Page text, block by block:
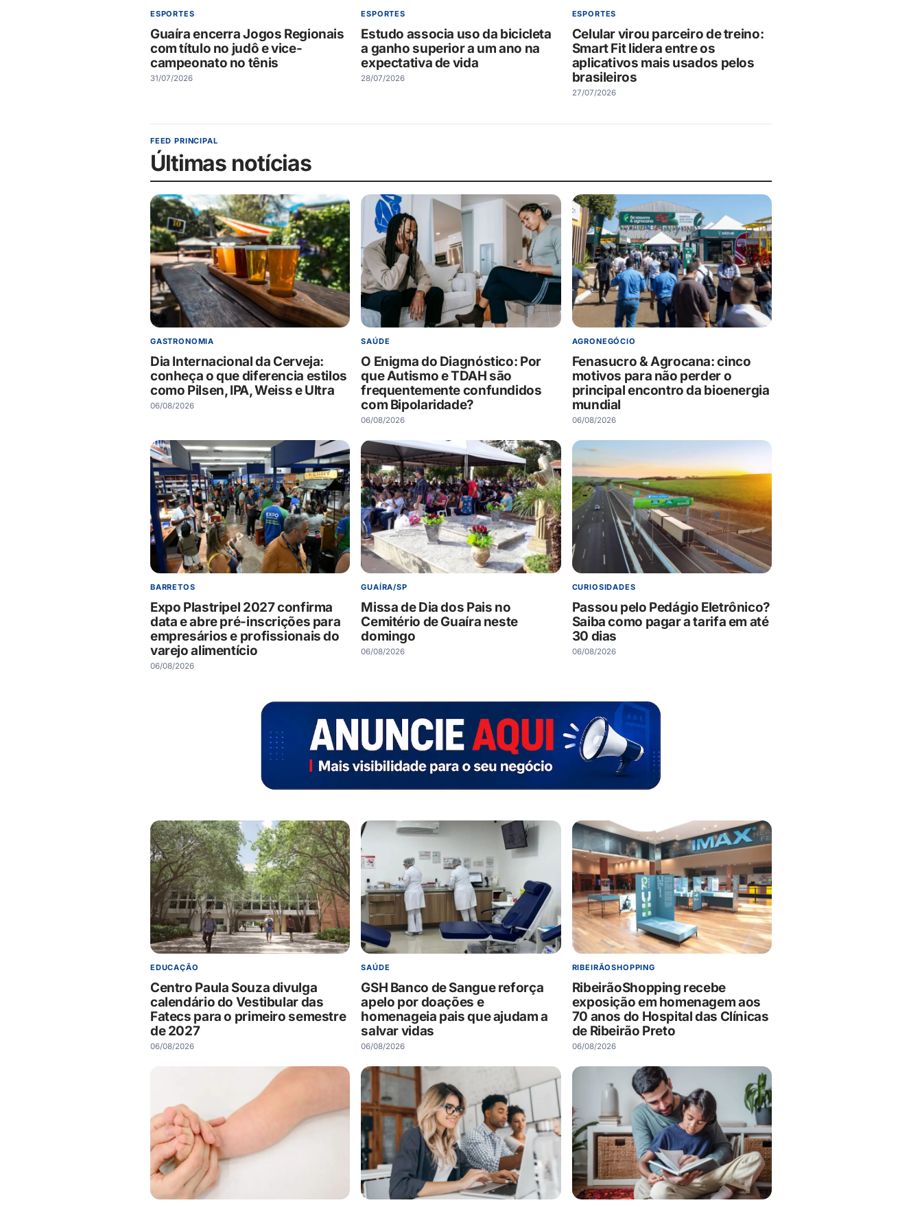
ESPORTES
Guaíra encerra Jogos Regionais
com título no judô e vice-
campeonato no tênis
31/07/2026
ESPORTES
Estudo associa uso da bicicleta
a ganho superior a um ano na
expectativa de vida
28/07/2026
ESPORTES
Celular virou parceiro de treino:
Smart Fit lidera entre os
aplicativos mais usados pelos
brasileiros
27/07/2026
FEED PRINCIPAL
Últimas notícias
GASTRONOMIA
Dia Internacional da Cerveja:
conheça o que diferencia estilos
como Pilsen, IPA, Weiss e Ultra
06/08/2026
SAÚDE
O Enigma do Diagnóstico: Por
que Autismo e TDAH são
frequentemente confundidos
com Bipolaridade?
06/08/2026
AGRONEGÓCIO
Fenasucro & Agrocana: cinco
motivos para não perder o
principal encontro da bioenergia
mundial
06/08/2026
BARRETOS
Expo Plastripel 2027 confirma
data e abre pré-inscrições para
empresários e profissionais do
varejo alimentício
06/08/2026
GUAÍRA/SP
Missa de Dia dos Pais no
Cemitério de Guaíra neste
domingo
06/08/2026
CURIOSIDADES
Passou pelo Pedágio Eletrônico?
Saiba como pagar a tarifa em até
30 dias
06/08/2026
EDUCAÇÃO
Centro Paula Souza divulga
calendário do Vestibular das
Fatecs para o primeiro semestre
de 2027
06/08/2026
SAÚDE
GSH Banco de Sangue reforça
apelo por doações e
homenageia pais que ajudam a
salvar vidas
06/08/2026
RIBEIRÃOSHOPPING
RibeirãoShopping recebe
exposição em homenagem aos
70 anos do Hospital das Clínicas
de Ribeirão Preto
06/08/2026